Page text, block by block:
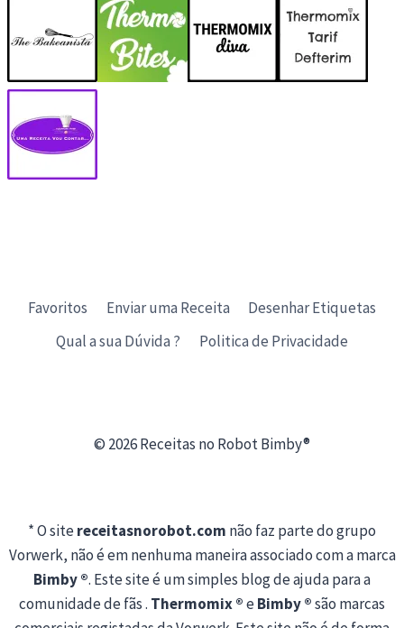
Favoritos Enviar uma Receita
Desenhar Etiquetas
Qual a sua Dúvida ?
Politica de Privacidade
© 2026 Receitas no Robot Bimby®
* O sitereceitasnorobot.com não faz parte do grupo
Vorwerk, não é em nenhuma maneira associado com a marca
Bimby ®. Este site é um simples blog de ajuda para a
comunidade de fãs . Thermomix ®eBimby ®são marcas